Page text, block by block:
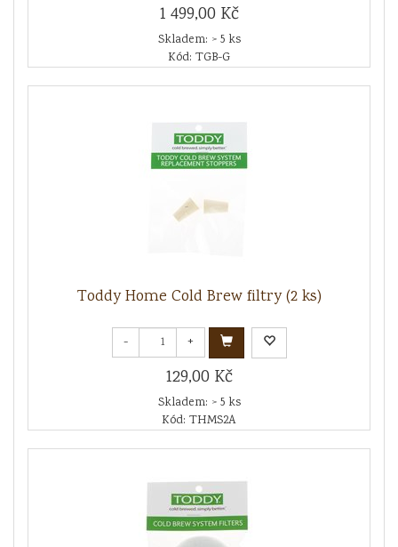
1 499,00 Kč
Skladem: > 5 ks
Kód: TGB-G
Toddy Home Cold Brew filtry (2 ks)
- +
129,00 Kč
Skladem: > 5 ks
Kód: THMS2A